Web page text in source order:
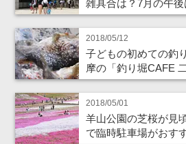
雑具合は？7月の午後
2018/05/12
子どもの初めての釣
摩の「釣り堀CAFE 二
2018/05/01
羊山公園の芝桜が見
で臨時駐車場がおす